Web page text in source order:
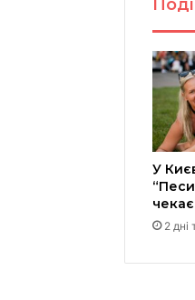
У
2 дні